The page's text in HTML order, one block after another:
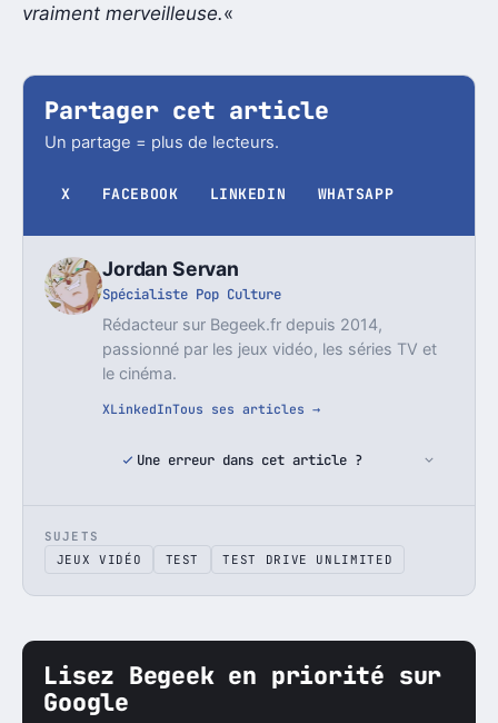
vraiment merveilleuse.«
Partager cet article
Un partage = plus de lecteurs.
X FACEBOOK LINKEDIN WHATSAPP
Jordan Servan
Spécialiste Pop Culture
Rédacteur sur Begeek.fr depuis 2014,
passionné par les jeux vidéo, les séries TV et
le cinéma.
XLinkedInTous ses articles →
Une erreur dans cet article ?
SUJETS
JEUX VIDÉO
TEST TEST DRIVE UNLIMITED
Lisez Begeek en priorité sur
Google